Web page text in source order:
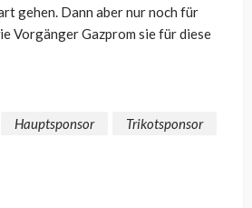
gehen. Dann aber nur noch für
Vorgänger Gazprom sie für diese
Hauptsponsor
Trikotsponsor